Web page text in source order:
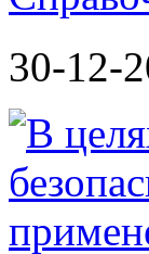
30-12-